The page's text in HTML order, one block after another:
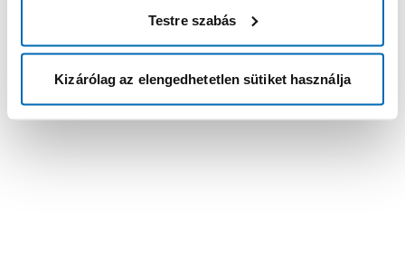
Testre szabás
Kizárólag az elengedhetetlen sütiket használja